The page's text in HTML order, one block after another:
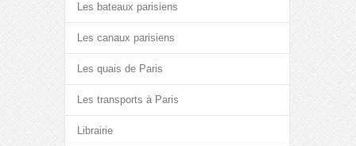
Les bateaux parisiens
Les canaux parisiens
Les quais de Paris
Les transports à Paris
Librairie